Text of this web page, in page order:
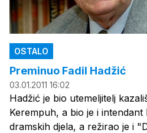
OSTALO
Preminuo Fadil Hadžić
03.01.2011 16:02
Hadžić je bio utemeljitelj
Kerempuh, a bio je i
dramskih djela, a režirao je i